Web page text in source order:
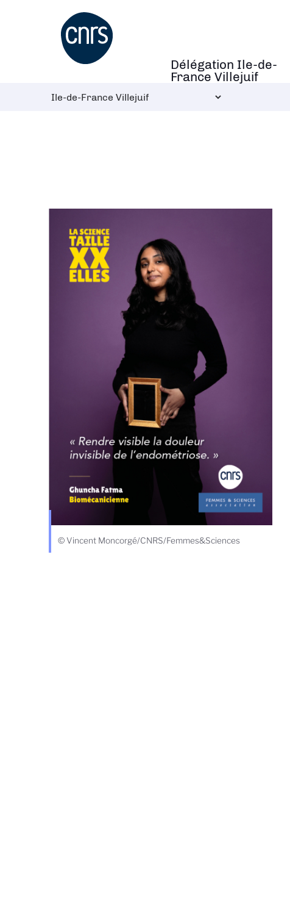
Navigation
principale
Délégation Ile-de-
France Villejuif
© Vincent Moncorgé/CNRS/Femmes&Sciences